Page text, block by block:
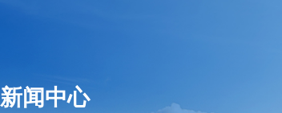
新闻中心